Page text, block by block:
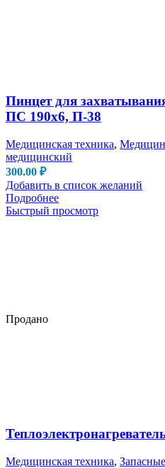
Продано
Пинцет для
ПС 190х6, П-38
Медицинская техника,
медицинский
300.00 ₽
Добавить в список желаний
Подробнее
Быстрый просмотр
Медицинская техника,